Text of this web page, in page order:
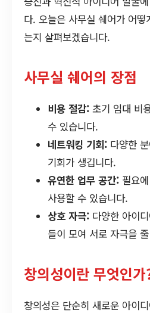
다. 오늘은 사무실 쉐어가 어
는지 살펴보겠습니다.
사무실 쉐어의 장점
비용 절감: 초기 임대 비
수 있습니다.
네트워킹 기회: 다양한
기회가 생깁니다.
유연한 업무 공간: 필요
사용할 수 있습니다.
상호 자극: 다양한 아이
들이 모여 서로 자극을
창의성이란 무엇인가
창의성은 단순히 새로운 아이